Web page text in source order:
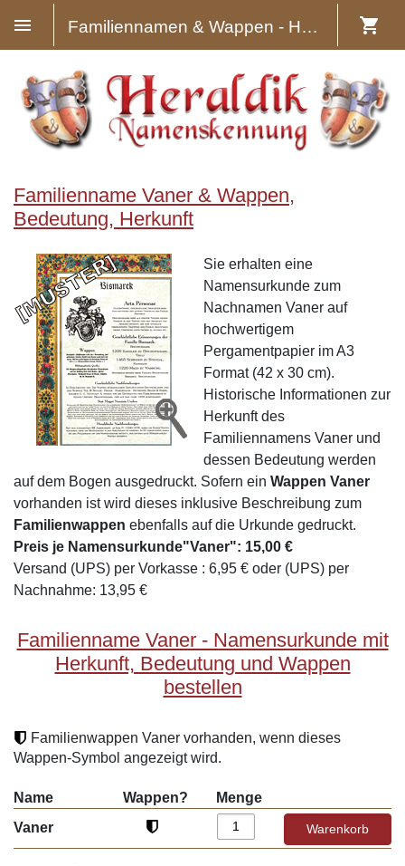
Familiennamen & Wappen - Heraldik
Familienname Vaner & Wappen,
Bedeutung, Herkunft
Sie erhalten eine
Namensurkunde zum
Nachnamen Vaner auf
hochwertigem
Pergamentpapier im A3
Format (42 x 30 cm).
Historische Informationen zur
Herkunft des
Familiennamens Vaner und
dessen Bedeutung werden
auf dem Bogen ausgedruckt. Sofern ein Wappen Vaner
vorhanden ist wird dieses inklusive Beschreibung zum
Familienwappen ebenfalls auf die Urkunde gedruckt.
Preis je Namensurkunde"Vaner": 15,00 €
Versand (UPS) per Vorkasse : 6,95 € oder (UPS) per
Nachnahme: 13,95 €
Familienname Vaner - Namensurkunde mit
Herkunft, Bedeutung und Wappen
bestellen
Familienwappen Vaner vorhanden, wenn dieses
Wappen-Symbol angezeigt wird.
Name Wappen?
Menge
Vaner